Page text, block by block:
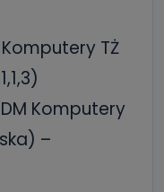
TŻ
Komputery
–